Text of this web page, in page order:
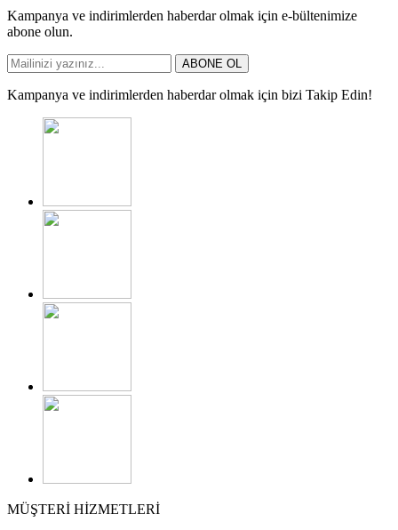
Kampanya ve indirimlerden haberdar olmak için e-bültenimize
abone olun.
ABONE OL
Kampanya ve indirimlerden haberdar olmak için bizi Takip Edin!
MÜŞTERİ HİZMETLERİ